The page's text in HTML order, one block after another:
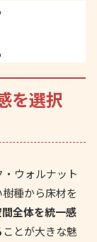
を選択
ウォルナット
種から床材を
全体を統一感
ことが大きな魅